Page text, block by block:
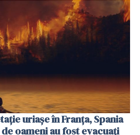
uriașe în Franța, Spania
oameni au fost evacuați